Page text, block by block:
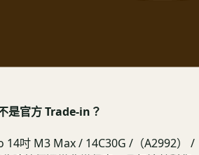
是官方 Trade-in？
14吋 M3 Max / 14C30G /（A2992） /